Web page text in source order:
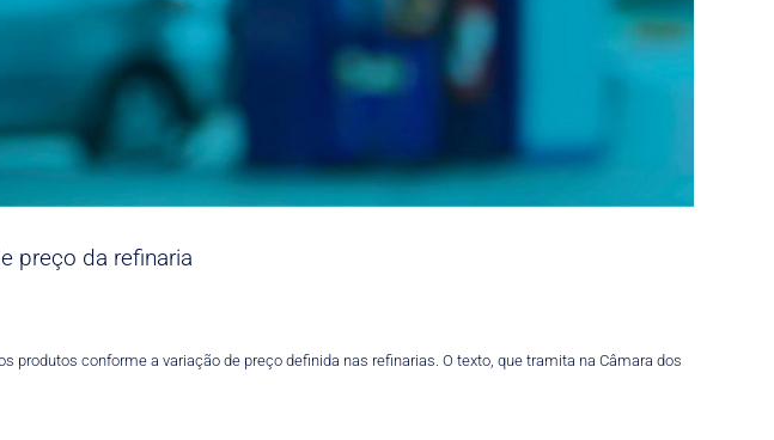
preço da refinaria
conforme a variação de preço definida nas refinarias. O texto, que tramita na Câmara dos